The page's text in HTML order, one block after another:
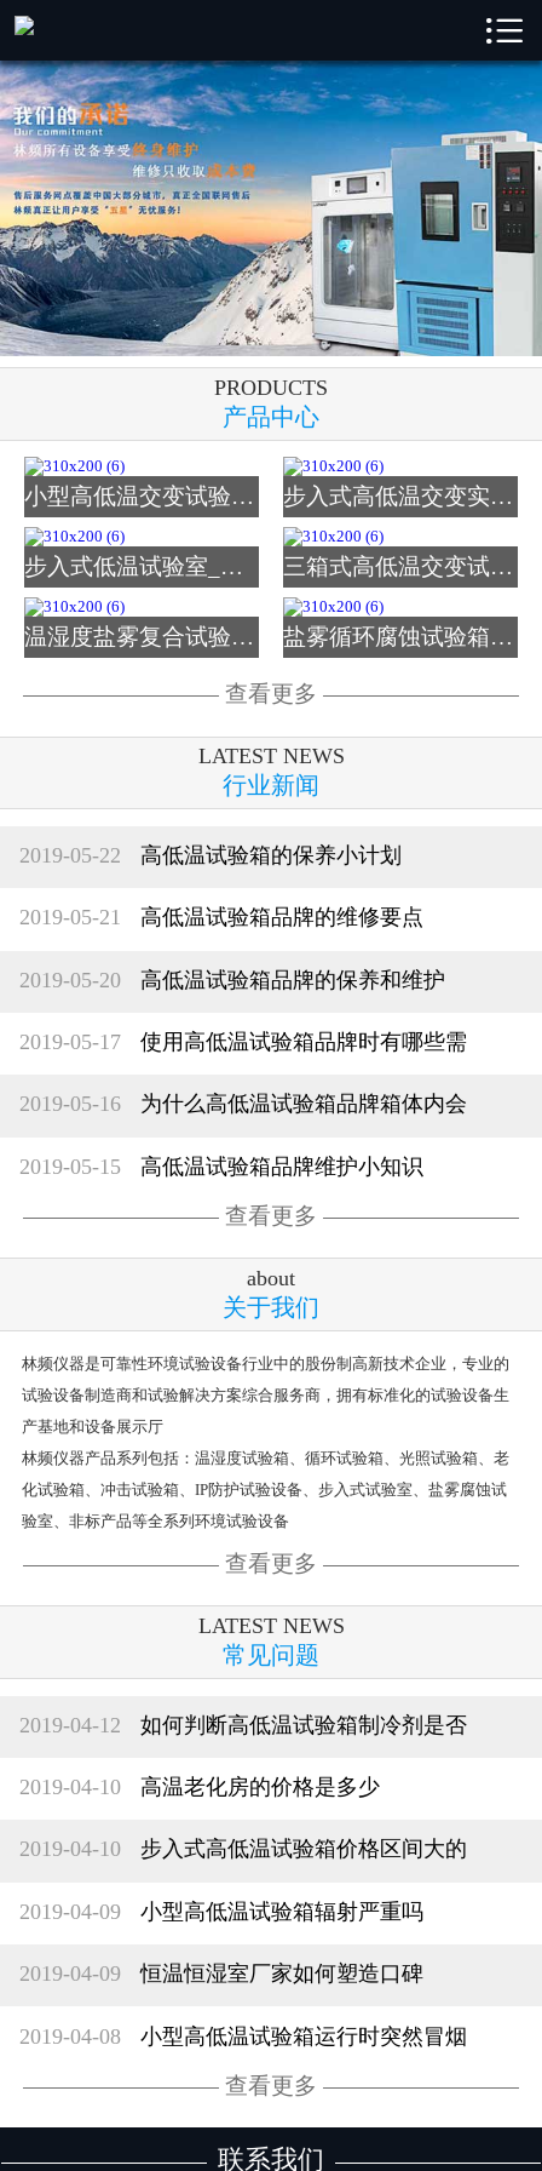
林频产品
成功案例
新闻中心
解决方案
关于林频
联系我们

PRODUCTS
产品中心
小型高低温交变试验箱_图 步入式高低温交变实验室
步入式低温试验室_图片 三箱式高低温交变试验箱
温湿度盐雾复合试验箱_图 盐雾循环腐蚀试验箱_图片
查看更多
LATEST NEWS
行业新闻
2019-05-22 高低温试验箱的保养小计划
2019-05-21 高低温试验箱品牌的维修要点
2019-05-20 高低温试验箱品牌的保养和维护
2019-05-17 使用高低温试验箱品牌时有哪些需
2019-05-16 为什么高低温试验箱品牌箱体内会
2019-05-15 高低温试验箱品牌维护小知识
查看更多
about
关于我们
林频仪器是可靠性环境试验设备行业中的股份制高新技术企业，专业的
试验设备制造商和试验解决方案综合服务商，拥有标准化的试验设备生
产基地和设备展示厅
林频仪器产品系列包括：温湿度试验箱、循环试验箱、光照试验箱、老
化试验箱、冲击试验箱、IP防护试验设备、步入式试验室、盐雾腐蚀试
验室、非标产品等全系列环境试验设备
查看更多
LATEST NEWS
常见问题
2019-04-12 如何判断高低温试验箱制冷剂是否
2019-04-10 高温老化房的价格是多少
2019-04-10 步入式高低温试验箱价格区间大的
2019-04-09 小型高低温试验箱辐射严重吗
2019-04-09 恒温恒湿室厂家如何塑造口碑
2019-04-08 小型高低温试验箱运行时突然冒烟
查看更多
联系我们